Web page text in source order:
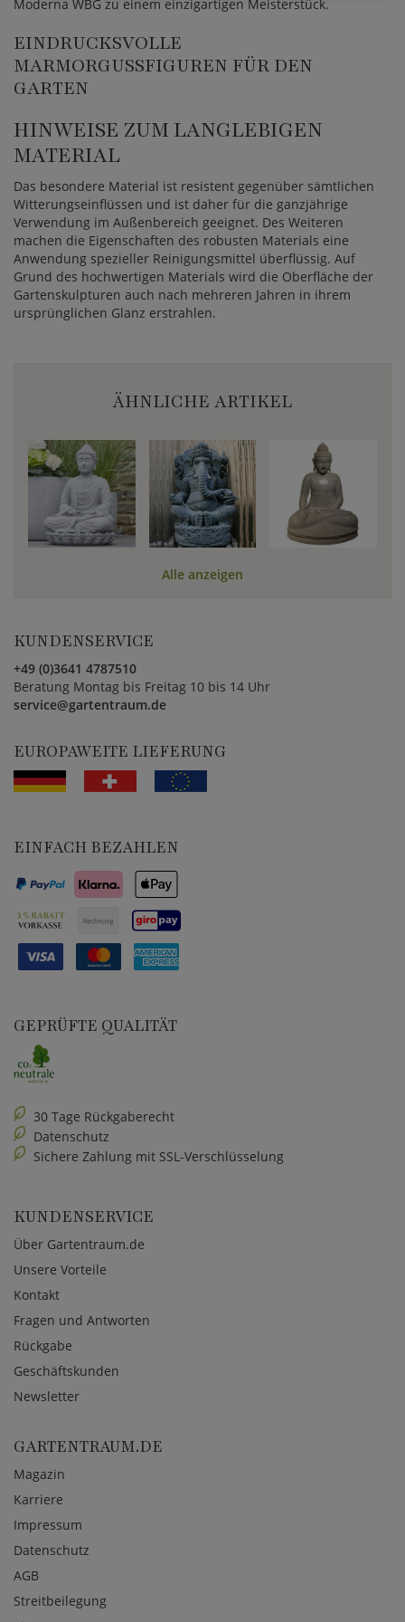
Moderna WBG zu einem einzigartigen Meisterstück.
EINDRUCKSVOLLE
MARMORGUSSFIGUREN FÜR DEN
GARTEN
HINWEISE ZUM LANGLEBIGEN
MATERIAL
Das besondere Material ist resistent gegenüber sämtlichen
Witterungseinflüssen und ist daher für die ganzjährige
Verwendung im Außenbereich geeignet. Des Weiteren
machen die Eigenschaften des robusten Materials eine
Anwendung spezieller Reinigungsmittel überflüssig. Auf
Grund des hochwertigen Materials wird die Oberfläche der
Gartenskulpturen auch nach mehreren Jahren in ihrem
ursprünglichen Glanz erstrahlen.
ÄHNLICHE ARTIKEL
Alle anzeigen
KUNDENSERVICE
+49 (0)3641 4787510
Beratung Montag bis Freitag 10 bis 14 Uhr
service@gartentraum.de
EUROPAWEITE LIEFERUNG
EINFACH BEZAHLEN
GEPRÜFTE QUALITÄT
30 Tage Rückgaberecht
Datenschutz
Sichere Zahlung mit SSL-Verschlüsselung
KUNDENSERVICE
Über Gartentraum.de
Unsere Vorteile
Kontakt
Fragen und Antworten
Rückgabe
Geschäftskunden
Newsletter
GARTENTRAUM.DE
Magazin
Karriere
Impressum
Datenschutz
AGB
Streitbeilegung